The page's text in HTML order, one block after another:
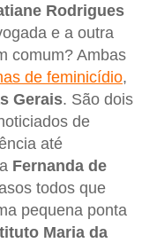
Rodrigues
e a outra
comum? Ambas
de feminicídio,
Gerais. São dois
de
até
Fernanda de
todos que
pequena ponta
Maria da